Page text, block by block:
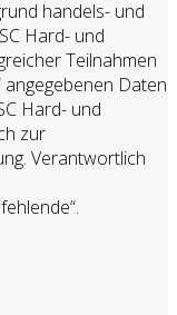
handels- und
Hard- und
Teilnahmen
angegebenen Daten
Hard- und
zur
Verantwortlich